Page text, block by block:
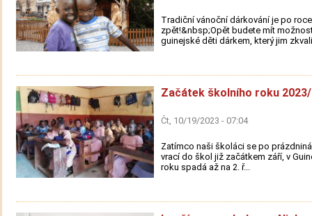
Tradiční vánoční dárkování je po roce
zpět!&nbsp;Opět budete mít
guinejské děti dárkem, který jim
Začátek školního roku
Čt, 10/19/2023 - 07:04
Zatímco naši školáci se po
vrací do škol již začátkem září, v
roku spadá až na 2. ř...